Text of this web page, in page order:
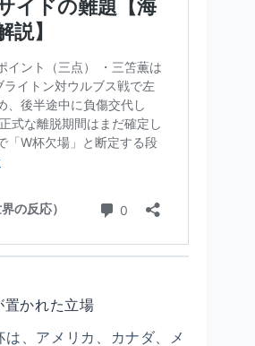
置かれた立場
は、アメリカ、カナダ、メ